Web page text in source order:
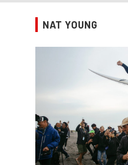
NAT YOUNG